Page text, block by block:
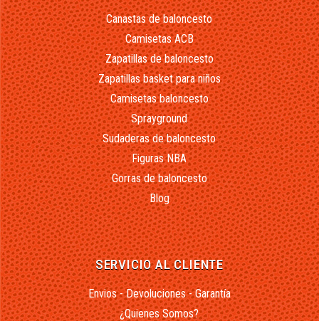
Canastas de baloncesto
Camisetas ACB
Zapatillas de baloncesto
Zapatillas basket para niños
Camisetas baloncesto
Sprayground
Sudaderas de baloncesto
Figuras NBA
Gorras de baloncesto
Blog
SERVICIO AL CLIENTE
Envios - Devoluciones - Garantía
¿Quienes Somos?